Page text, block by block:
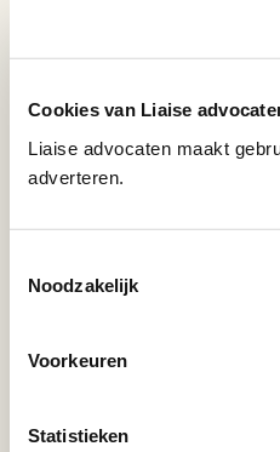
Cookies van Liaise
Liaise advocaten maakt
adverteren.
Noodzakelijk
Voorkeuren
Statistieken
Neem
met een